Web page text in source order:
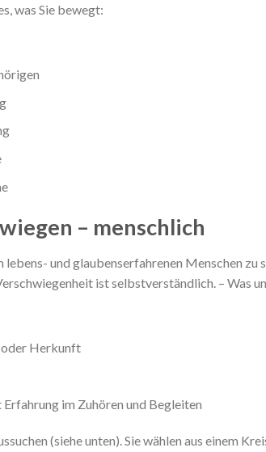
was Sie bewegt:
– menschlich
lebens- und glaubenserfahrenen Menschen
ist selbstverständlich. – Was
oder Herkunft
im Zuhören und Begleiten
(siehe unten). Sie wählen aus einem